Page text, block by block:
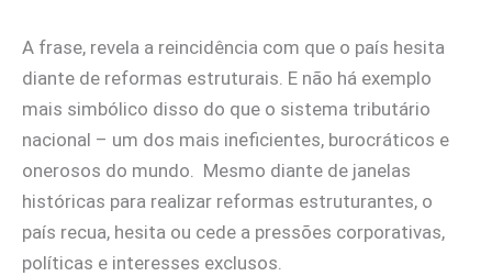
A frase, revela a reincidência com que o país hesita
diante de reformas estruturais. E não há exemplo
mais simbólico disso do que o sistema tributário
nacional – um dos mais ineficientes, burocráticos e
onerosos do mundo. Mesmo diante de janelas
históricas para realizar reformas estruturantes, o
país recua, hesita ou cede a pressões corporativas,
políticas e interesses exclusos.